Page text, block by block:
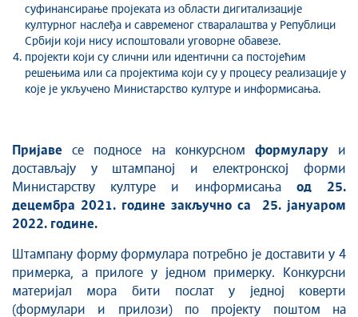
суфинансирање проjеката из области дигитализације
културног наслеђа и савременог стваралаштва у Републици
Србиjи који нису испоштовали уговорне обавезе.
пројекти који су слични или идентични са постојећим
решењима или са пројектима који су у процесу реализације у
које је укључено Министарство културе и информисања.
Пријаве се подносе на конкурсном формуларуи
достављају у штампаној и електронској форми
Министарству културе и информисања од 25.
децембра 2021. године закључно са 25. јануаром
2022. године.
Штампану форму формулара потребно је доставити у 4
примерка, а прилоге у једном примерку. Конкурсни
материјал мора бити послат у једној коверти
(формулари и прилози) по пројекту поштом на